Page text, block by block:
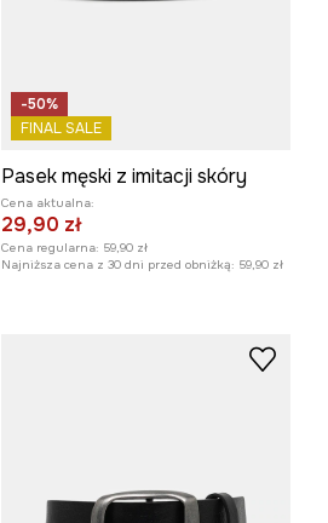
-50%
FINAL SALE
Pasek męski z imitacji skóry
Cena aktualna:
29,90 zł
Cena regularna: 59,90 zł
Najniższa cena z 30 dni przed obniżką: 59,90 zł